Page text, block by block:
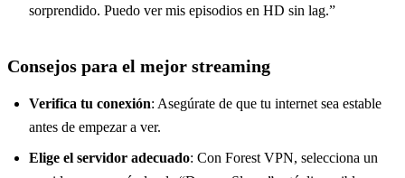
sorprendido. Puedo ver mis episodios en HD sin lag.”
Consejos para el mejor streaming
Verifica tu conexión: Asegúrate de que tu internet sea estable
antes de empezar a ver.
Elige el servidor adecuado: Con Forest VPN, selecciona un